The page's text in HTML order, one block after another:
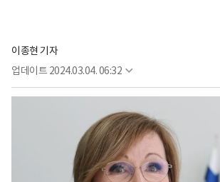
이종현 기자
업데이트 2024.03.04. 06:32